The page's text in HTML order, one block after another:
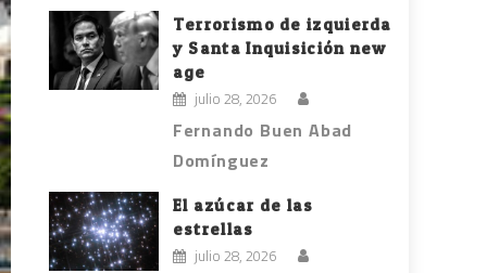
Terrorismo de izquierda
y Santa Inquisición new
age
julio 28, 2026
Fernando Buen Abad
Domínguez
El azúcar de las
estrellas
julio 28, 2026